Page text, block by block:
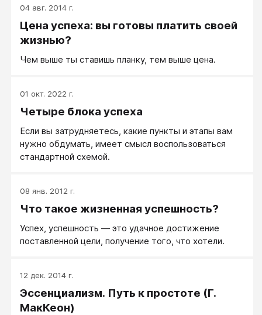
04 авг. 2014 г.
Цена успеха: вы готовы платить своей
жизнью?
Чем выше ты ставишь планку, тем выше цена.
01 окт. 2022 г.
Четыре блока успеха
Если вы затрудняетесь, какие пункты и этапы вам
нужно обдумать, имеет смысл воспользоваться
стандартной схемой.
08 янв. 2012 г.
Что такое жизненная успешность?
Успех, успешность — это удачное достижение
поставленной цели, получение того, что хотели.
12 дек. 2014 г.
Эссенциализм. Путь к простоте (Г.
МакКеон)